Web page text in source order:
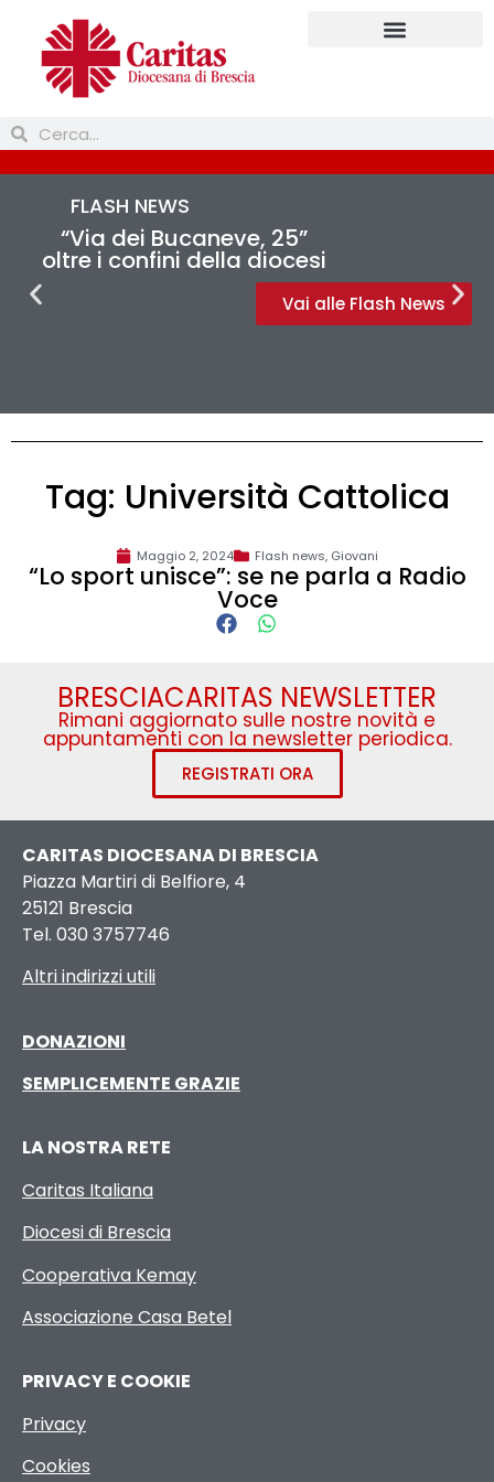
FLASH NEWS
“Via dei Bucaneve, 25”
oltre i confini della diocesi
Vai alle Flash News
Tag: Università Cattolica
Maggio 2, 2024 Flash news, Giovani
“Lo sport unisce”: se ne parla a Radio
Voce
BRESCIACARITAS NEWSLETTER
Rimani aggiornato sulle nostre novità e
appuntamenti con la newsletter periodica.
REGISTRATI ORA
CARITAS DIOCESANA DI BRESCIA
Piazza Martiri di Belfiore, 4
25121 Brescia
Tel. 030 3757746
Altri indirizzi utili
DONAZIONI
SEMPLICEMENTE GRAZIE
LA NOSTRA RETE
Caritas Italiana
Diocesi di Brescia
Cooperativa Kemay
Associazione Casa Betel
PRIVACY E COOKIE
Privacy
Cookies